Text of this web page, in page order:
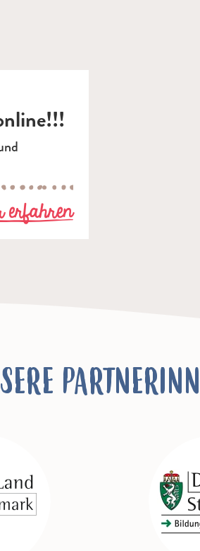
zu Unser